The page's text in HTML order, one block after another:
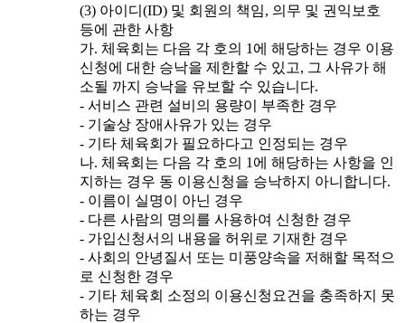
(3) 아이디(ID) 및 회원의 책임, 의무 및 권익보호
등에 관한 사항
가. 체육회는 다음 각 호의 1에 해당하는 경우 이용
신청에 대한 승낙을 제한할 수 있고, 그 사유가 해
소될 까지 승낙을 유보할 수 있습니다.
- 서비스 관련 설비의 용량이 부족한 경우
- 기술상 장애사유가 있는 경우
- 기타 체육회가 필요하다고 인정되는 경우
나. 체육회는 다음 각 호의 1에 해당하는 사항을 인
지하는 경우 동 이용신청을 승낙하지 아니합니다.
- 이름이 실명이 아닌 경우
- 다른 사람의 명의를 사용하여 신청한 경우
- 가입신청서의 내용을 허위로 기재한 경우
- 사회의 안녕질서 또는 미풍양속을 저해할 목적으
로 신청한 경우
- 기타 체육회 소정의 이용신청요건을 충족하지 못
하는 경우